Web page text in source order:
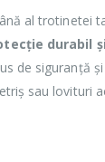
al trotinetei
durabil
de siguranță
sau lovituri